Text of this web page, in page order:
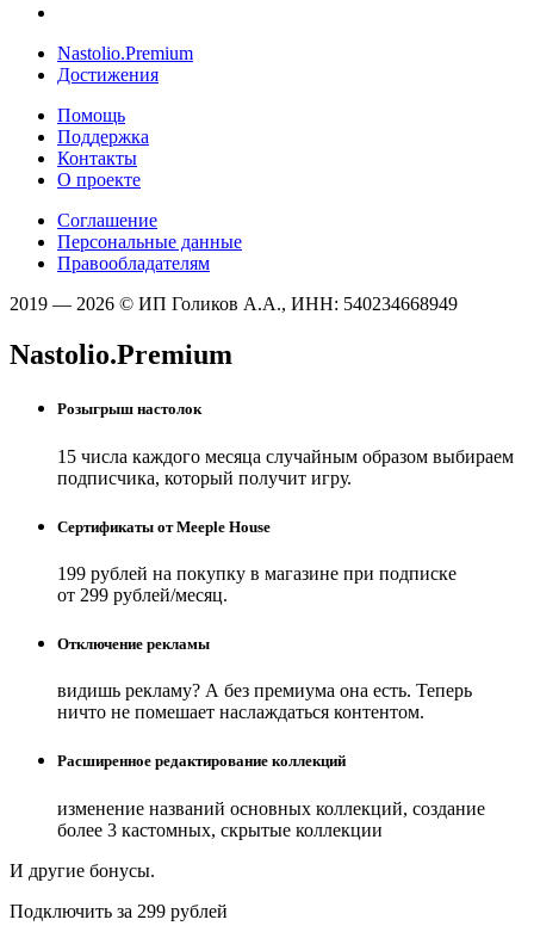
Nastolio.Premium
Достижения
Помощь
Поддержка
Контакты
О проекте
Соглашение
Персональные данные
Правообладателям
2019 — 2026 © ИП Голиков А.А., ИНН: 540234668949
Nastolio.Premium
Розыгрыш настолок
15 числа каждого месяца случайным образом выбираем
подписчика, который получит игру.
Сертификаты от Meeple House
199 рублей на покупку в магазине при подписке
от 299 рублей/месяц.
Отключение рекламы
видишь рекламу? А без премиума она есть. Теперь
ничто не помешает наслаждаться контентом.
Расширенное редактирование коллекций
изменение названий основных коллекций, создание
более 3 кастомных, скрытые коллекции
И другие бонусы.
Подключить за 299 рублей